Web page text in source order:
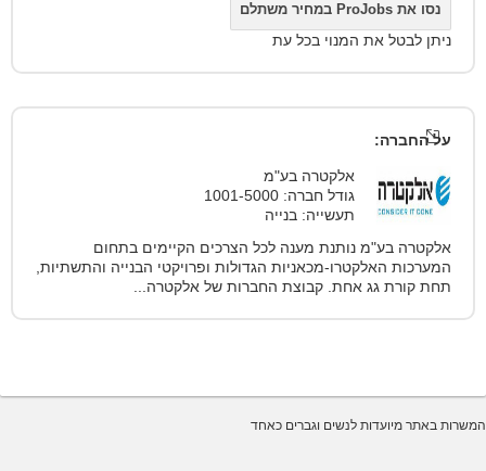
נסו את ProJobs במחיר משתלם
ניתן לבטל את המנוי בכל עת
על החברה:
אלקטרה בע"מ
גודל חברה: 1001-5000
תעשייה: בנייה
אלקטרה בע"מ נותנת מענה לכל הצרכים הקיימים בתחום
המערכות האלקטרו-מכאניות הגדולות ופרויקטי הבנייה והתשתיות,
תחת קורת גג אחת. קבוצת החברות של אלקטרה...
המשרות באתר מיועדות לנשים וגברים כאחד